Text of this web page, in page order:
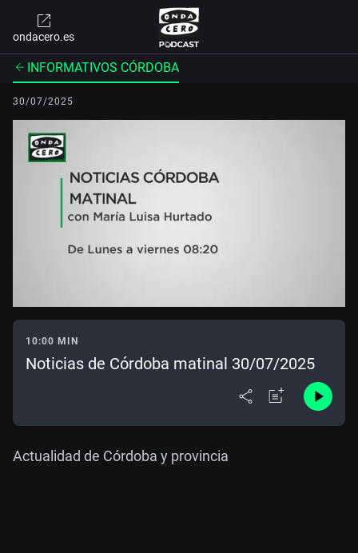
ondacero.es
INFORMATIVOS CÓRDOBA
30/07/2025
10:00 MIN
Noticias de Córdoba matinal 30/07/2025
Actualidad de Córdoba y provincia